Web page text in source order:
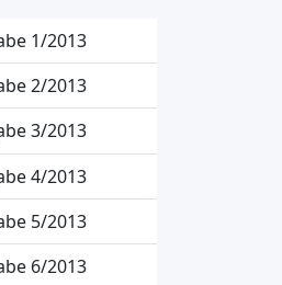
1/2013
2/2013
3/2013
4/2013
5/2013
6/2013